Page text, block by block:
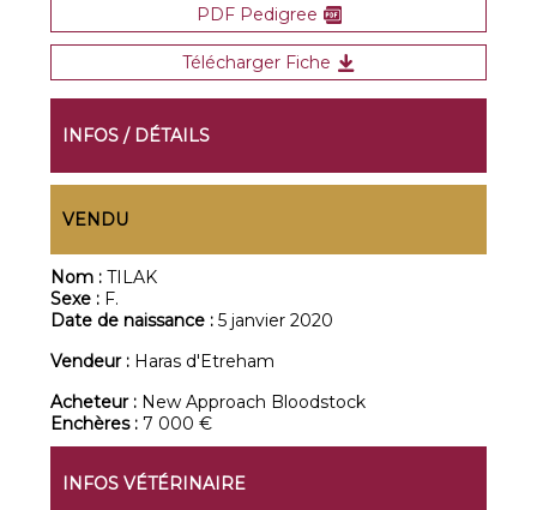
PDF Pedigree
Télécharger Fiche
INFOS / DÉTAILS
VENDU
Nom :TILAK
Sexe : F.
Date de naissance :5 janvier 2020
Vendeur : Haras d'Etreham
Acheteur : New Approach Bloodstock
Enchères :7 000 €
INFOS VÉTÉRINAIRE